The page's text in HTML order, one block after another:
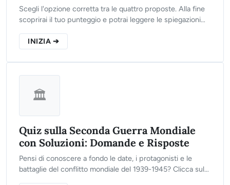
Scegli l'opzione corretta tra le quattro proposte. Alla fine
scoprirai il tuo punteggio e potrai leggere le spiegazioni
INIZIA ➔
🏛️
Quiz sulla Seconda Guerra Mondiale
con Soluzioni: Domande e Risposte
Pensi di conoscere a fondo le date, i protagonisti e le
battaglie del conflitto mondiale del 1939-1945? Clicca sul